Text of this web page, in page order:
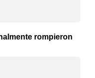
rompieron